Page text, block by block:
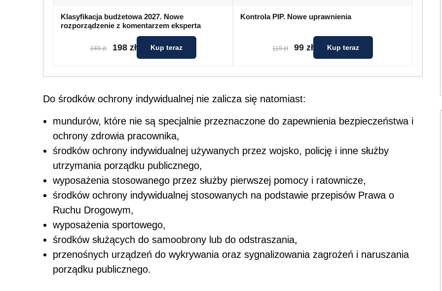
Klasyfikacja budżetowa 2027. Nowe
rozporządzenie z komentarzem eksperta
249 zł 198 zł Kup teraz
Kontrola PIP. Nowe uprawnienia
119 zł 99 zł Kup teraz
Do środków ochrony indywidualnej nie zalicza się natomiast:
mundurów, które nie są specjalnie przeznaczone do zapewnienia bezpieczeństwa i
ochrony zdrowia pracownika,
środków ochrony indywidualnej używanych przez wojsko, policję i inne służby
utrzymania porządku publicznego,
wyposażenia stosowanego przez służby pierwszej pomocy i ratownicze,
środków ochrony indywidualnej stosowanych na podstawie przepisów Prawa o
Ruchu Drogowym,
wyposażenia sportowego,
środków służących do samoobrony lub do odstraszania,
przenośnych urządzeń do wykrywania oraz sygnalizowania zagrożeń i naruszania
porządku publicznego.